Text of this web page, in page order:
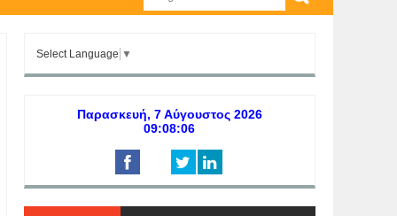
Select Language ▼